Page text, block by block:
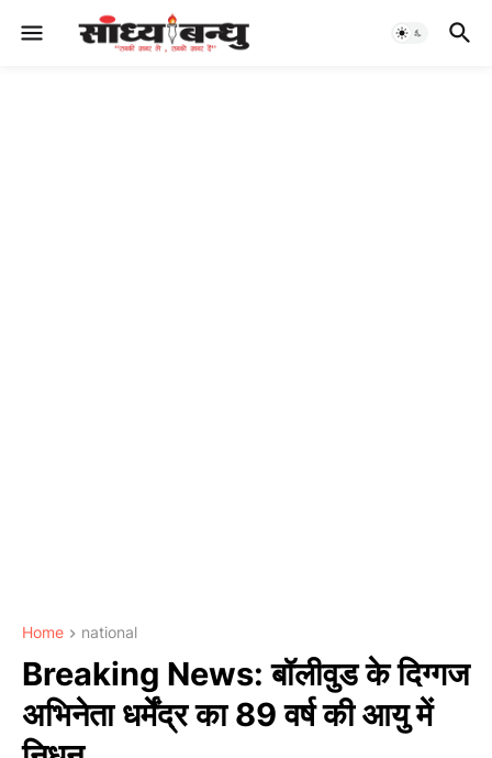
Home national
Breaking News: बॉलीवुड के दिग्गज
अभिनेता धर्मेंद्र का 89 वर्ष की आयु में